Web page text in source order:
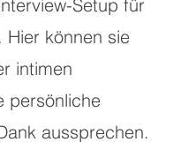
Setup für
Hier können sie
intimen
persönliche
aussprechen.